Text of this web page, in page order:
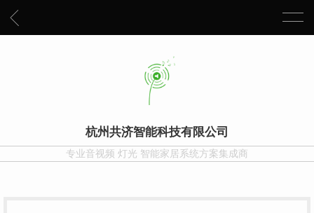
杭州共济智能科技有限公司
专业音视频 灯光 智能家居系统方案集成商